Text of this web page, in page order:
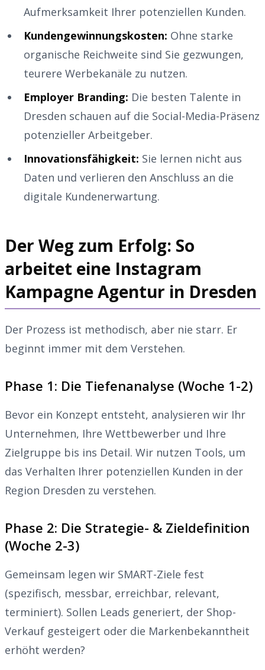
Aufmerksamkeit Ihrer potenziellen Kunden.
Kundengewinnungskosten: Ohne starke
organische Reichweite sind Sie gezwungen,
teurere Werbekanäle zu nutzen.
Employer Branding: Die besten Talente in
Dresden schauen auf die Social-Media-Präsenz
potenzieller Arbeitgeber.
Innovationsfähigkeit: Sie lernen nicht aus
Daten und verlieren den Anschluss an die
digitale Kundenerwartung.
Der Weg zum Erfolg: So
arbeitet eine Instagram
Kampagne Agentur in Dresden
Der Prozess ist methodisch, aber nie starr. Er
beginnt immer mit dem Verstehen.
Phase 1: Die Tiefenanalyse (Woche 1-2)
Bevor ein Konzept entsteht, analysieren wir Ihr
Unternehmen, Ihre Wettbewerber und Ihre
Zielgruppe bis ins Detail. Wir nutzen Tools, um
das Verhalten Ihrer potenziellen Kunden in der
Region Dresden zu verstehen.
Phase 2: Die Strategie- & Zieldefinition
(Woche 2-3)
Gemeinsam legen wir SMART-Ziele fest
(spezifisch, messbar, erreichbar, relevant,
terminiert). Sollen Leads generiert, der Shop-
Verkauf gesteigert oder die Markenbekanntheit
erhöht werden?